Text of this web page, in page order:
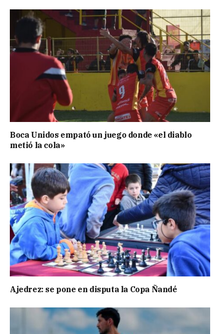
Boca Unidos empató un juego donde «el diablo
metió la cola»
Ajedrez: se pone en disputa la Copa Ñandé